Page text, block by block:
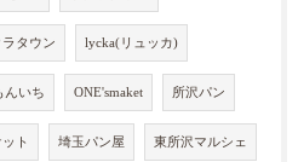
タウン lycka(リュッカ)
んいち ONE'smaket 所沢パン
ト 埼玉パン屋 東所沢マルシェ